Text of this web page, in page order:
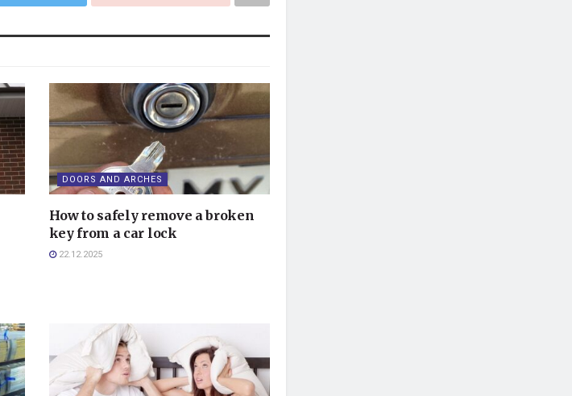
DOORS AND ARCHES
How to safely remove a broken
key from a car lock
22.12.2025